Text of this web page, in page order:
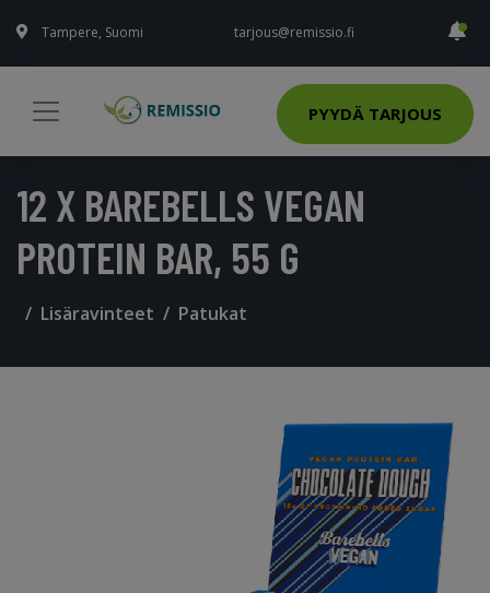
Tampere, Suomi tarjous@remissio.fi
PYYDÄ TARJOUS
12 X BAREBELLS VEGAN
PROTEIN BAR, 55 G
Lisäravinteet Patukat